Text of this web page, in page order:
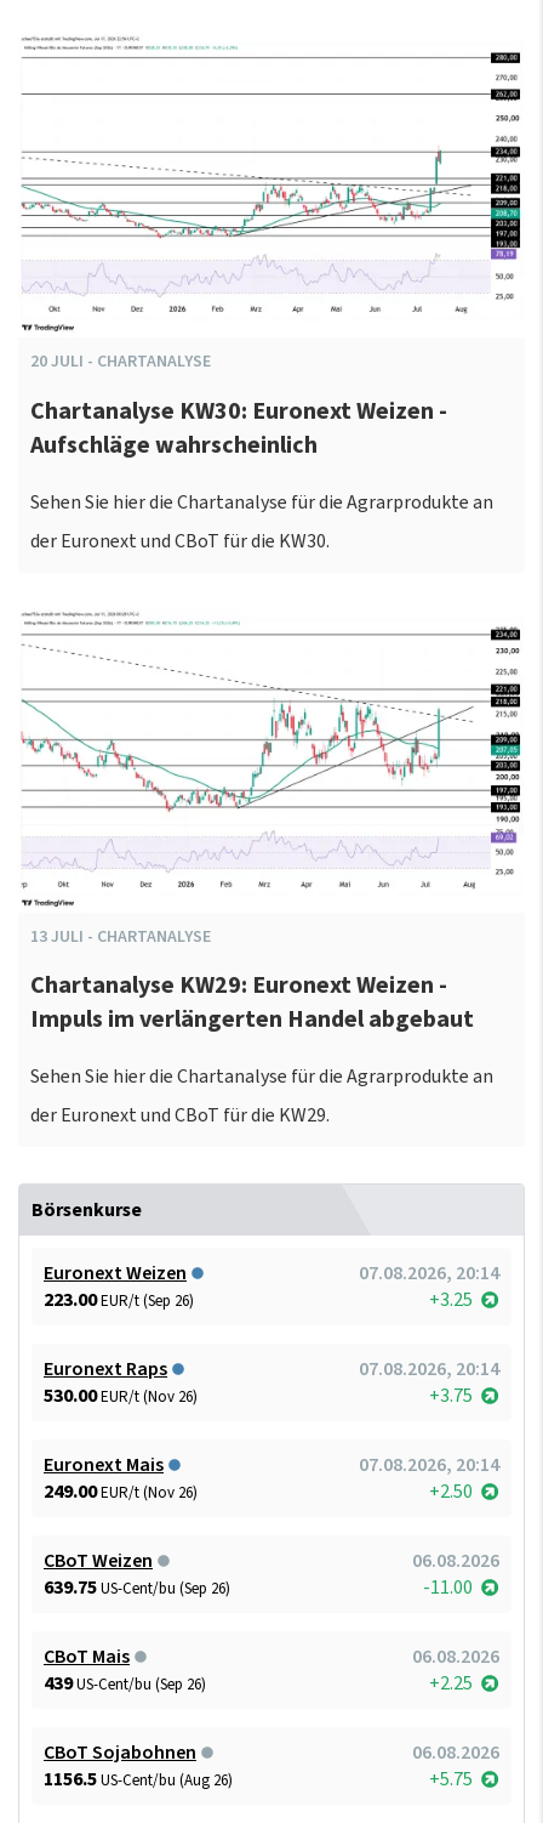
20JULI - CHARTANALYSE
Chartanalyse KW30: Euronext Weizen -
Aufschläge wahrscheinlich
Sehen Sie hier die Chartanalyse für die Agrarprodukte an
der Euronext und CBoT für die KW30.
13JULI - CHARTANALYSE
Chartanalyse KW29: Euronext Weizen -
Impuls im verlängerten Handel abgebaut
Sehen Sie hier die Chartanalyse für die Agrarprodukte an
der Euronext und CBoT für die KW29.
Börsenkurse
Euronext Weizen
07.08.2026, 20:14
223.00EUR/t (Sep 26) +3.25
Euronext Raps
07.08.2026, 20:14
530.00EUR/t (Nov 26) +3.75
Euronext Mais
07.08.2026, 20:14
249.00EUR/t (Nov 26) +2.50
CBoT Weizen
06.08.2026
639.75US-Cent/bu (Sep 26) -11.00
CBoT Mais
06.08.2026
439US-Cent/bu (Sep 26) +2.25
CBoT Sojabohnen
06.08.2026
1156.5US-Cent/bu (Aug 26) +5.75